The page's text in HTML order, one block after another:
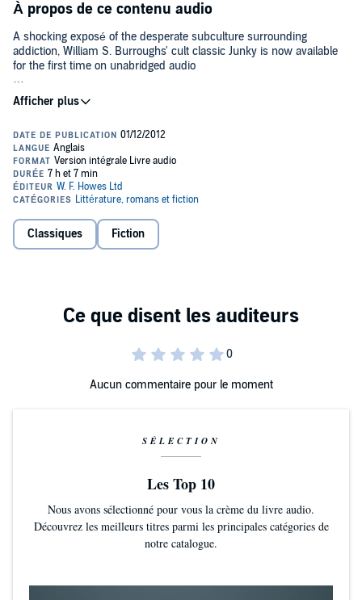
À propos de ce contenu audio
A shocking exposé of the desperate subculture surrounding
addiction, William S. Burroughs' cult classic Junky is now available
for the first time on unabridged audio
Burroughs’ first novel, a largely autobiographical account of the
constant cycle of drug dependency, cures and relapses, remains the
Through time spent kicking and time spent dealing, through junk
sickness and a sanatorium, Junky is a field report from the
American post-war drug underground. It has influenced generations
of writers with its raw, sparse and unapologetic tone.©2003 Est. of
William S. Burroughs (P)2012 Recorded Books LLC
Classiques Fiction
Aucun commentaire pour le moment
SÉLECTION
Les Top 10
Nous avons sélectionné pour vous la crème du livre audio.
Découvrez les meilleurs titres parmi les principales catégories de
notre catalogue.